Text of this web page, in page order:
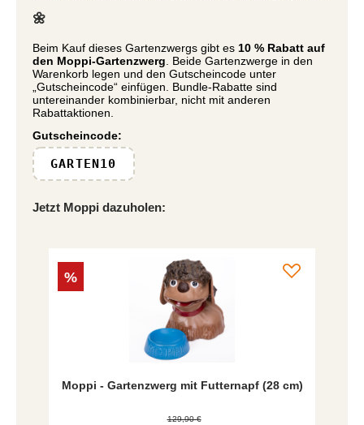
🌼
Beim Kauf dieses Gartenzwergs gibt es 10 % Rabatt auf
den Moppi-Gartenzwerg . Beide Gartenzwerge in den
Warenkorb legen und den Gutscheincode unter
„Gutscheincode“ einfügen. Bundle-Rabatte sind
untereinander kombinierbar, nicht mit anderen
Rabattaktionen.
Gutscheincode:
GARTEN10
Jetzt Moppi dazuholen:
%
Moppi - Gartenzwerg mit Futternapf (28 cm)
129,90 €